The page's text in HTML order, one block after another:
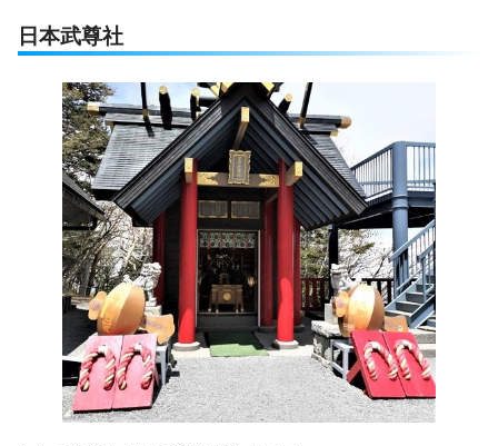
日本武尊社